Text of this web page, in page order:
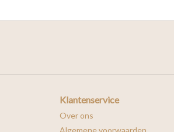
Klantenservice
Over ons
Algemene voorwaarden